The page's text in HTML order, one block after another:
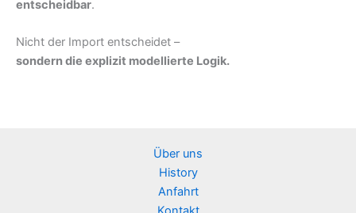
entscheidbar.
Nicht der Import entscheidet –
sondern die explizit modellierte Logik.
Über uns
History
Anfahrt